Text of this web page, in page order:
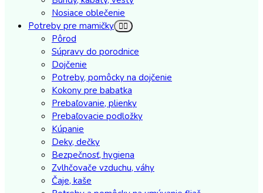
Nosiace oblečenie
Potreby pre mamičky
Pôrod
Súpravy do porodnice
Dojčenie
Potreby, pomôcky na dojčenie
Kokony pre babatka
Prebaľovanie, plienky
Prebaľovacie podložky
Kúpanie
Deky, dečky
Bezpečnosť, hygiena
Zvlhčovače vzduchu, váhy
Čaje, kaše